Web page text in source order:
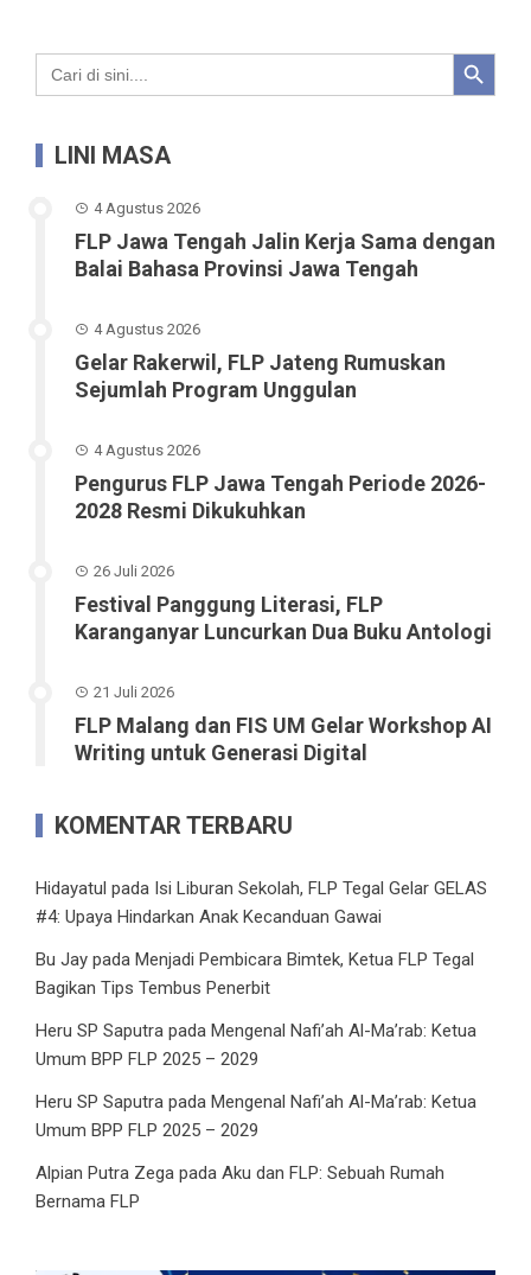
Search
for:
Search Button
LINI MASA
4 Agustus 2026
FLP Jawa Tengah Jalin Kerja Sama dengan
Balai Bahasa Provinsi Jawa Tengah
4 Agustus 2026
Gelar Rakerwil, FLP Jateng Rumuskan
Sejumlah Program Unggulan
4 Agustus 2026
Pengurus FLP Jawa Tengah Periode 2026-
2028 Resmi Dikukuhkan
26 Juli 2026
Festival Panggung Literasi, FLP
Karanganyar Luncurkan Dua Buku Antologi
21 Juli 2026
FLP Malang dan FIS UM Gelar Workshop AI
Writing untuk Generasi Digital
KOMENTAR TERBARU
Hidayatul pada Isi Liburan Sekolah, FLP Tegal Gelar GELAS
#4: Upaya Hindarkan Anak Kecanduan Gawai
Bu Jay pada Menjadi Pembicara Bimtek, Ketua FLP Tegal
Bagikan Tips Tembus Penerbit
Heru SP Saputra pada Mengenal Nafi’ah Al-Ma’rab: Ketua
Umum BPP FLP 2025 – 2029
Heru SP Saputra pada Mengenal Nafi’ah Al-Ma’rab: Ketua
Umum BPP FLP 2025 – 2029
Alpian Putra Zega pada Aku dan FLP: Sebuah Rumah
Bernama FLP